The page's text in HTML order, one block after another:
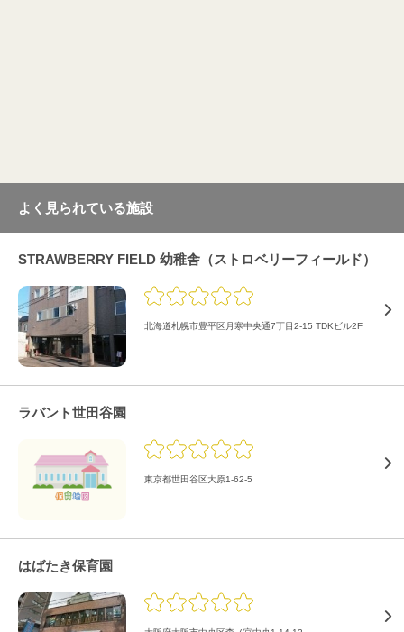
よく見られている施設
STRAWBERRY FIELD 幼稚舎（ストロベリーフィールド）
北海道札幌市豊平区月寒中央通7丁目2-15 TDKビル2F
ラバント世田谷園
東京都世田谷区大原1-62-5
はばたき保育園